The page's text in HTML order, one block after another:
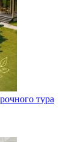
тура